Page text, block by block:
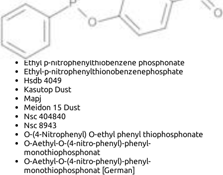
Ethyl (p-nitrophenyl)thionobenzenephosphonate
Ethyl p-nitrophenyl benzenethionophosphonate
Ethyl p-nitrophenyl benzenethiophosphate
Ethyl p-nitrophenyl benzenethiophosphonate
Ethyl p-nitrophenyl phenylphosphonothioate
Ethyl p-nitrophenyl thionobenzenephosphate
Ethyl p-nitrophenylthiobenzene phosphonate
Ethyl-p-nitrophenylthionobenzenephosphate
Hsdb 4049
Kasutop Dust
Mapj
Meidon 15 Dust
Nsc 404840
Nsc 8943
O-(4-Nitrophenyl) O-ethyl phenyl thiophosphonate
O-Aethyl-O-(4-nitro-phenyl)-phenyl-
monothiophosphonat
O-Aethyl-O-(4-nitro-phenyl)-phenyl-
monothiophosphonat [German]